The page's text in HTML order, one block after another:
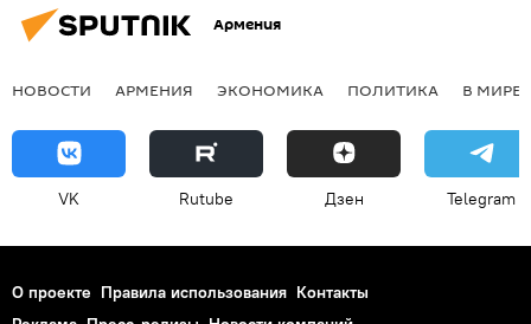
Армения
НОВОСТИ АРМЕНИЯ ЭКОНОМИКА ПОЛИТИКА В МИРЕ
VK Rutube Дзен Telegram
О проекте Правила использования Контакты